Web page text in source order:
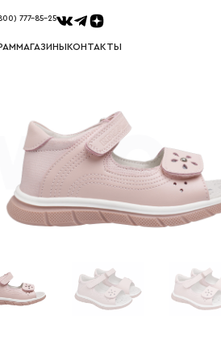
777-85-25
МАГАЗИНЫКОНТАКТЫ
мальчиков
девочек
Сноубутсы
Сноубутсы